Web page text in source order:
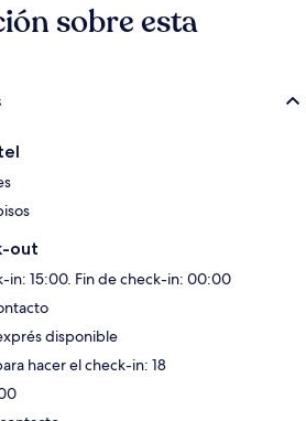
sobre esta
out
in: 15:00. Fin de check-in: 00:00
disponible
hacer el check-in: 18